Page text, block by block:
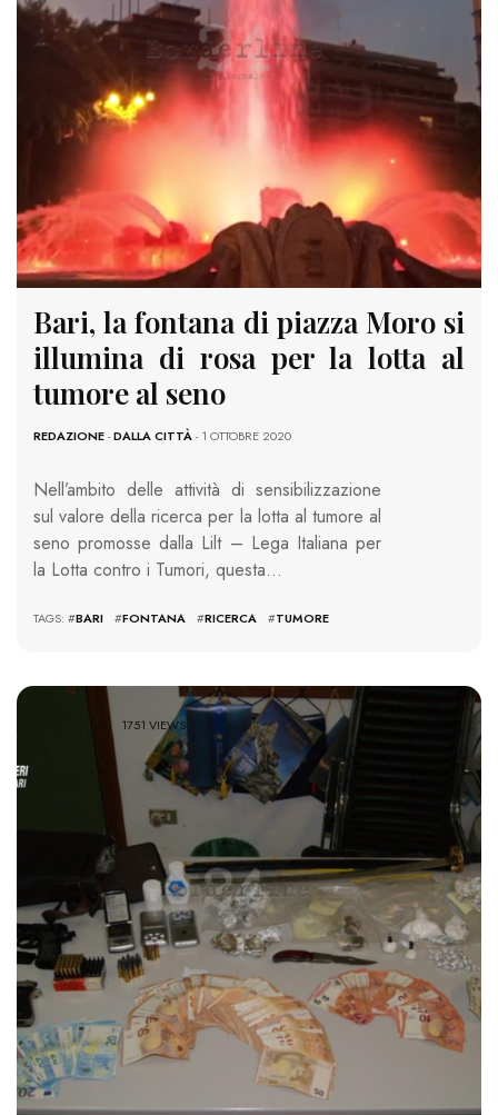
Bari, la fontana di piazza Moro si
illumina di rosa per la lotta al
tumore al seno
REDAZIONE-DALLA CITTÀ- 1 OTTOBRE 2020
Nell’ambito delle attività di sensibilizzazione
sul valore della ricerca per la lotta al tumore al
seno promosse dalla Lilt – Lega Italiana per
la Lotta contro i Tumori, questa…
TAGS: #BARI #FONTANA #RICERCA #TUMORE
1751 VIEWS